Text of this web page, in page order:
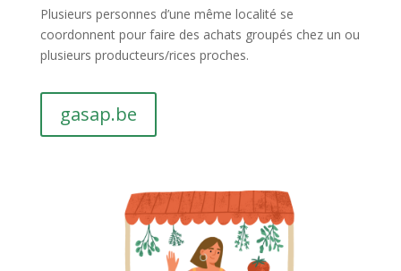
Plusieurs personnes d’une même localité se
coordonnent pour faire des achats groupés chez un ou
plusieurs producteurs/rices proches.
gasap.be